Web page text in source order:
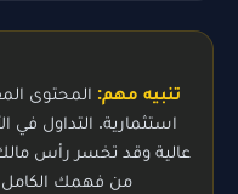
تنبيه مهم: المحتوى
استثمارية. التداول في
عالية وقد تخسر رأس
من فهمك الكامل